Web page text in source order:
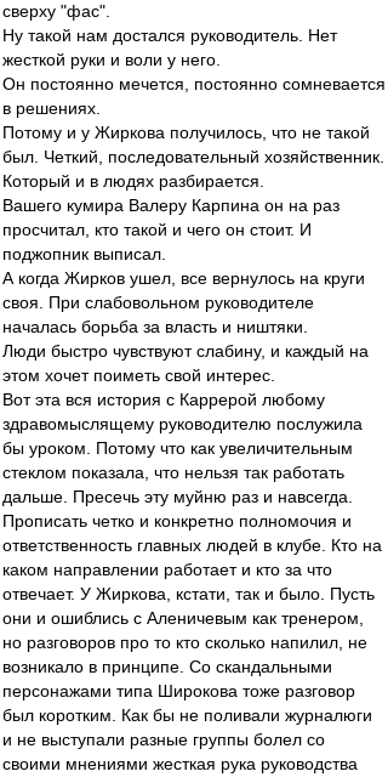
сверху "фас".
Ну такой нам достался руководитель. Нет
жесткой руки и воли у него.
Он постоянно мечется, постоянно сомневается
в решениях.
Потому и у Жиркова получилось, что не такой
был. Четкий, последовательный хозяйственник.
Который и в людях разбирается.
Вашего кумира Валеру Карпина он на раз
просчитал, кто такой и чего он стоит. И
поджопник выписал.
А когда Жирков ушел, все вернулось на круги
своя. При слабовольном руководителе
началась борьба за власть и ништяки.
Люди быстро чувствуют слабину, и каждый на
этом хочет поиметь свой интерес.
Вот эта вся история с Каррерой любому
здравомыслящему руководителю послужила
бы уроком. Потому что как увеличительным
стеклом показала, что нельзя так работать
дальше. Пресечь эту муйню раз и навсегда.
Прописать четко и конкретно полномочия и
ответственность главных людей в клубе. Кто на
каком направлении работает и кто за что
отвечает. У Жиркова, кстати, так и было. Пусть
они и ошиблись с Аленичевым как тренером,
но разговоров про то кто сколько напилил, не
возникало в принципе. Со скандальными
персонажами типа Широкова тоже разговор
был коротким. Как бы не поливали журналюги
и не выступали разные группы болел со
своими мнениями жесткая рука руководства